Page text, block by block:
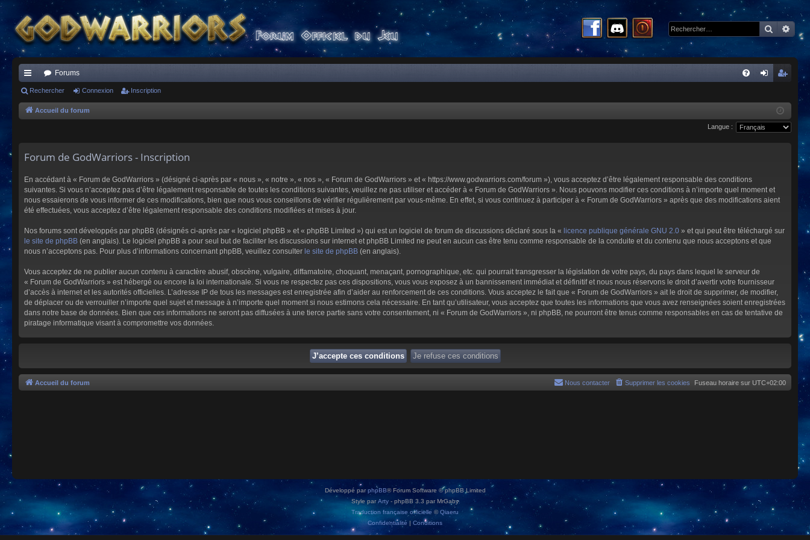
ac
co
s
Forums
xi
cri
pti
Rechercher Connexion Inscription
Accueil du forum
Langue :
Forum de GodWarriors - Inscription
En accédant à « Forum de GodWarriors » (désigné ci-après par « nous », « notre », « nos », « Forum de GodWarriors » et « https://www.godwarriors.com/forum »), vous acceptez d’être légalement responsable des conditions
suivantes. Si vous n’acceptez pas d’être légalement responsable de toutes les conditions suivantes, veuillez ne pas utiliser et accéder à « Forum de GodWarriors ». Nous pouvons modifier ces conditions à n’importe quel moment et
nous essaierons de vous informer de ces modifications, bien que nous vous conseillons de vérifier régulièrement par vous-même. En effet, si vous continuez à participer à « Forum de GodWarriors » après que des modifications aient
été effectuées, vous acceptez d’être légalement responsable des conditions modifiées et mises à jour.
Nos forums sont développés par phpBB (désignés ci-après par « logiciel phpBB » et « phpBB Limited ») qui est un logiciel de forum de discussions déclaré sous la « licence publique générale GNU 2.0 » et qui peut être téléchargé sur
le site de phpBB (en anglais). Le logiciel phpBB a pour seul but de faciliter les discussions sur internet et phpBB Limited ne peut en aucun cas être tenu comme responsable de la conduite et du contenu que nous acceptons et que
nous n’acceptons pas. Pour plus d’informations concernant phpBB, veuillez consulter le site de phpBB (en anglais).
Vous acceptez de ne publier aucun contenu à caractère abusif, obscène, vulgaire, diffamatoire, choquant, menaçant, pornographique, etc. qui pourrait transgresser la législation de votre pays, du pays dans lequel le serveur de
« Forum de GodWarriors » est hébergé ou encore la loi internationale. Si vous ne respectez pas ces dispositions, vous vous exposez à un bannissement immédiat et définitif et nous nous réservons le droit d’avertir votre fournisseur
d’accès à internet et les autorités officielles. L’adresse IP de tous les messages est enregistrée afin d’aider au renforcement de ces conditions. Vous acceptez le fait que « Forum de GodWarriors » ait le droit de supprimer, de modifier,
de déplacer ou de verrouiller n’importe quel sujet et message à n’importe quel moment si nous estimons cela nécessaire. En tant qu’utilisateur, vous acceptez que toutes les informations que vous avez renseignées soient enregistrées
dans notre base de données. Bien que ces informations ne seront pas diffusées à une tierce partie sans votre consentement, ni « Forum de GodWarriors », ni phpBB, ne pourront être tenus comme responsables en cas de tentative de
piratage informatique visant à compromettre vos données.
Accueil du forum Fuseau horaire sur UTC+02:00
Supprimer les cookies
Nous contacter
Développé parphpBB® Forum Software © phpBB Limited
Style par Arty - phpBB 3.3 par MrGaby
Traduction française officielle ©Qiaeru
Confidentialité | Conditions